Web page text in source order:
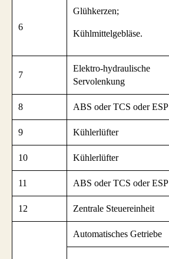
6
Glühkerzen;
Kühlmittelgebläse.
7
Elektro-hydraulische
Servolenkung
8 ABS oder TCS oder ESP
9 Kühlerlüfter
10 Kühlerlüfter
11 ABS oder TCS oder ESP
12 Zentrale Steuereinheit
Automatisches Getriebe